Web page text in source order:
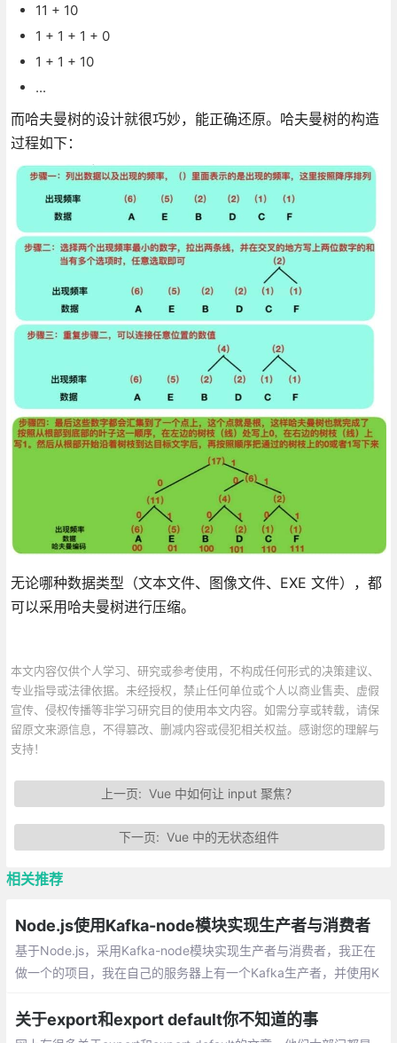
11 + 10
1 + 1 + 1 + 0
1 + 1 + 10
...
而哈夫曼树的设计就很巧妙，能正确还原。哈夫曼树的构造
过程如下：
无论哪种数据类型（文本文件、图像文件、EXE 文件），都
可以采用哈夫曼树进行压缩。
本文内容仅供个人学习、研究或参考使用，不构成任何形式的决策建议、
专业指导或法律依据。未经授权，禁止任何单位或个人以商业售卖、虚假
宣传、侵权传播等非学习研究目的使用本文内容。如需分享或转载，请保
留原文来源信息，不得篡改、删减内容或侵犯相关权益。感谢您的理解与
支持！
上一页: Vue 中如何让 input 聚焦？
下一页:Vue 中的无状态组件
相关推荐
Node.js使用Kafka-node模块实现生产者与消费者
基于Node.js，采用Kafka-node模块实现生产者与消费者，我正在
做一个的项目，我在自己的服务器上有一个Kafka生产者，并使用K
关于export和export default你不知道的事